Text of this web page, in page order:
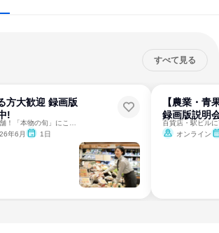
すべて見る
方大歓迎 録画版
!
年6月 1日
【農業・青
録画版説明
オンライン